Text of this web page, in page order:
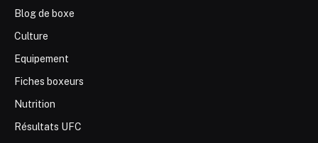
Blog de boxe
Culture
Equipement
Fiches boxeurs
Nutrition
Résultats UFC